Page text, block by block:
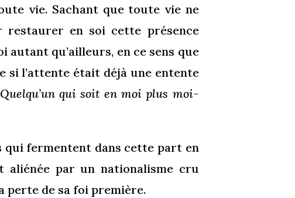
vie. Sachant que toute vie ne
en soi cette présence
autant qu’ailleurs, en ce sens que
si l’attente était déjà une entente
qui soit en moi plus moi-
fermentent dans cette part en
aliénée par un nationalisme cru
perte de sa foi première.